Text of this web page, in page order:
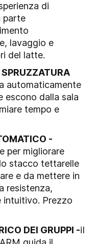
di
parte
lavaggio e
del latte.
automaticamente
escono dalla sala
tempo e
-
per migliorare
stacco tettarelle
e da mettere in
resistenza,
Prezzo
DEI GRUPPI -iI